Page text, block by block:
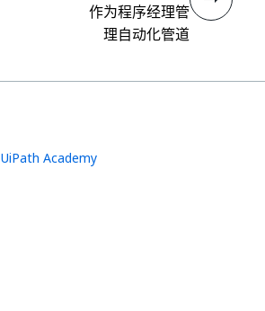
作为程序经理管
理自动化管道
UiPath Academy